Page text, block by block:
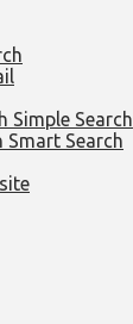
Simple Search
Smart Search